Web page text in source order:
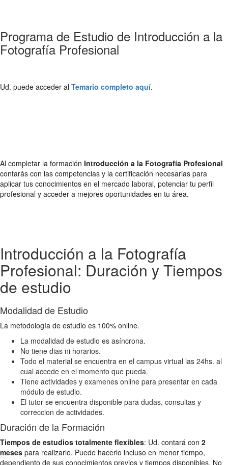
Programa de Estudio de Introducción a la
Fotografía Profesional
Ud. puede acceder al Temario completo aquí.
Al completar la formación Introducción a la Fotografía Profesional
contarás con las competencias y la certificación necesarias para
aplicar tus conocimientos en el mercado laboral, potenciar tu perfil
profesional y acceder a mejores oportunidades en tu área.
Introducción a la Fotografía
Profesional: Duración y Tiempos
de estudio
Modalidad de Estudio
La metodología de estudio es 100% online.
La modalidad de estudio es asíncrona.
No tiene dias ni horarios.
Todo el material se encuentra en el campus virtual las 24hs. al
cual accede en el momento que pueda.
Tiene actividades y examenes online para presentar en cada
módulo de estudio.
El tutor se encuentra disponible para dudas, consultas y
correccion de actividades.
Duración de la Formación
Tiempos de estudios totalmente flexibles: Ud. contará con 2
meses para realizarlo. Puede hacerlo incluso en menor tiempo,
dependiento de sus conocimientos previos y tiempos disponibles. No